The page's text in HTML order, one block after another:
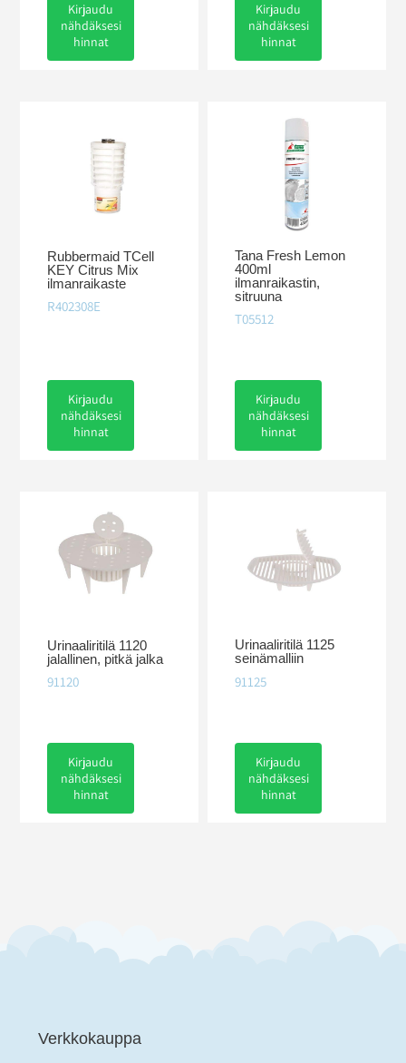
Kirjaudu
nähdäksesi
hinnat
Kirjaudu
nähdäksesi
hinnat
Rubbermaid TCell
KEY Citrus Mix
ilmanraikaste
R402308E
Kirjaudu
nähdäksesi
hinnat
Tana Fresh Lemon
400ml
ilmanraikastin,
sitruuna
T05512
Kirjaudu
nähdäksesi
hinnat
Urinaaliritilä 1120
jalallinen, pitkä jalka
91120
Kirjaudu
nähdäksesi
hinnat
Urinaaliritilä 1125
seinämalliin
91125
Kirjaudu
nähdäksesi
hinnat
Verkkokauppa